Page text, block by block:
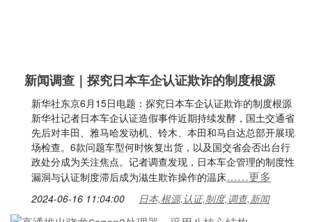
新闻调查｜探究日本车企认证欺诈的制度根源
新华社东京6月15日电题：探究日本车企认证欺诈的制度根源
新华社记者日本车企认证造假事件近期持续发酵，国土交通省
先后对丰田、雅马哈发动机、铃木、本田和马自达总部开展现
场检查。6款问题车型何时恢复出货，以及国交省会否出台行
政处分成为关注焦点。记者调查发现，日本车企管理的制度性
漏洞与认证制度滞后成为滋生欺诈操作的温床……更多
2024-06-16 11:04:00 日本,根源,认证,制度,调查,新闻